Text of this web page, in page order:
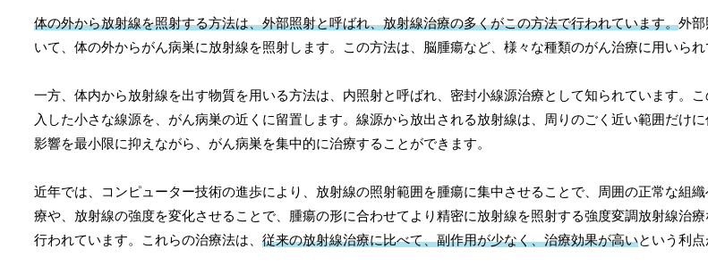
体の外から放射線を照射する方法は、外部照射と呼ばれ、放射線治療の多くがこの方法で行われています。外部
いて、体の外からがん病巣に放射線を照射します。この方法は、脳腫瘍など、様々な種類のがん治療に用いられ
一方、体内から放射線を出す物質を用いる方法は、内照射と呼ばれ、密封小線源治療として知られています。
入した小さな線源を、がん病巣の近くに留置します。線源から放出される放射線は、周りのごく近い範囲だけ
影響を最小限に抑えながら、がん病巣を集中的に治療することができます。
近年では、コンピューター技術の進歩により、放射線の照射範囲を腫瘍に集中させることで、周囲の正常な組
療や、放射線の強度を変化させることで、腫瘍の形に合わせてより精密に放射線を照射する強度変調放射線治
行われています。これらの治療法は、 従来の放射線治療に比べて、副作用が少なく、治療効果が高いという利点